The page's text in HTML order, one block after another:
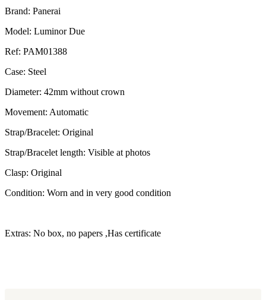
Brand: Panerai
Model: Luminor Due
Ref: PAM01388
Case: Steel
Diameter: 42mm without crown
Movement: Automatic
Strap/Bracelet: Original
Strap/Bracelet length: Visible at photos
Clasp: Original
Condition: Worn and in very good condition
Extras: No box, no papers ,Has certificate